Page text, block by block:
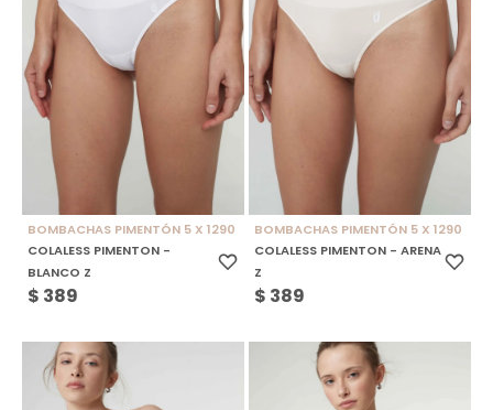
BOMBACHAS PIMENTÓN 5 X 1290
COLALESS PIMENTON -
BLANCO Z
$ 389
BOMBACHAS PIMENTÓN 5 X 1290
COLALESS PIMENTON - ARENA
Z
$ 389